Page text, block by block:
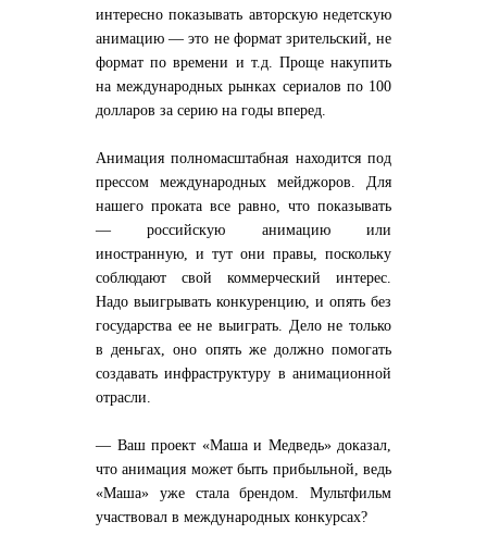
интересно показывать авторскую недетскую
анимацию — это не формат зрительский, не
формат по времени и т.д. Проще накупить
на международных рынках сериалов по 100
долларов за серию на годы вперед.
Анимация полномасштабная находится под
прессом международных мейджоров. Для
нашего проката все равно, что показывать
— российскую анимацию или
иностранную, и тут они правы, поскольку
соблюдают свой коммерческий интерес.
Надо выигрывать конкуренцию, и опять без
государства ее не выиграть. Дело не только
в деньгах, оно опять же должно помогать
создавать инфраструктуру в анимационной
отрасли.
— Ваш проект «Маша и Медведь» доказал,
что анимация может быть прибыльной, ведь
«Маша» уже стала брендом. Мультфильм
участвовал в международных конкурсах?